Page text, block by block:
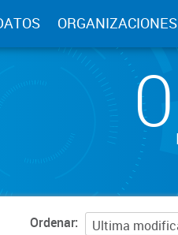
ORGANIZACIONES
Ordenar